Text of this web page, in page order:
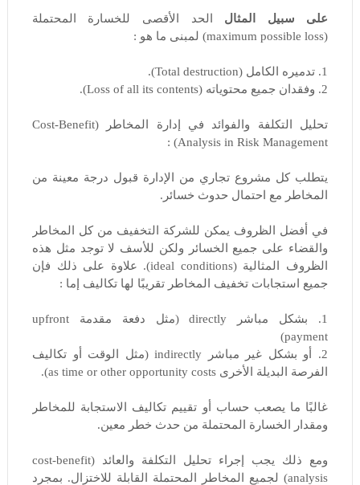
على سبيل المثال الحد الأقصى للخسارة المحتملة
(maximum possible loss) لمبنى ما هو :
1. تدميره الكامل (Total destruction).
2. وفقدان جميع محتوياته (Loss of all its contents).
تحليل التكلفة والفوائد في إدارة المخاطر (Cost-Benefit
Analysis in Risk Management) :
يتطلب كل مشروع تجاري من الإدارة قبول درجة معينة من
المخاطر مع احتمال حدوث خسائر.
في أفضل الظروف يمكن للشركة التخفيف من كل المخاطر
والقضاء على جميع الخسائر ولكن للأسف لا توجد مثل هذه
الظروف المثالية (ideal conditions). علاوة على ذلك فإن
جميع استجابات تخفيف المخاطر تقريبًا لها تكاليف إما :
1. بشكل مباشر directly (مثل دفعة مقدمة upfront
payment)
2. أو بشكل غير مباشر indirectly (مثل الوقت أو تكاليف
الفرصة البديلة الأخرى as time or other opportunity costs).
غالبًا ما يصعب حساب أو تقييم تكاليف الاستجابة للمخاطر
ومقدار الخسارة المحتملة من حدث خطر معين.
ومع ذلك يجب إجراء تحليل التكلفة والعائد (cost-benefit
analysis) لجميع المخاطر المحتملة القابلة للاختزال. بمجرد